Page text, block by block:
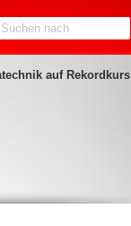
auf Rekordkurs